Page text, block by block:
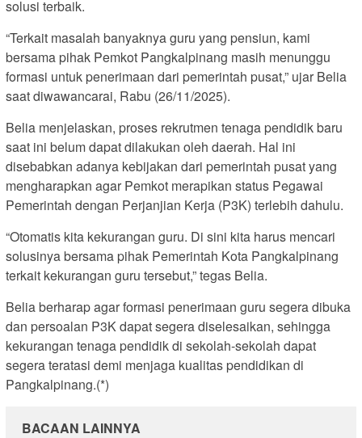
solusi terbaik.
“Terkait masalah banyaknya guru yang pensiun, kami
bersama pihak Pemkot Pangkalpinang masih menunggu
formasi untuk penerimaan dari pemerintah pusat,” ujar Belia
saat diwawancarai, Rabu (26/11/2025).
Belia menjelaskan, proses rekrutmen tenaga pendidik baru
saat ini belum dapat dilakukan oleh daerah. Hal ini
disebabkan adanya kebijakan dari pemerintah pusat yang
mengharapkan agar Pemkot merapikan status Pegawai
Pemerintah dengan Perjanjian Kerja (P3K) terlebih dahulu.
“Otomatis kita kekurangan guru. Di sini kita harus mencari
solusinya bersama pihak Pemerintah Kota Pangkalpinang
terkait kekurangan guru tersebut,” tegas Belia.
Belia berharap agar formasi penerimaan guru segera dibuka
dan persoalan P3K dapat segera diselesaikan, sehingga
kekurangan tenaga pendidik di sekolah-sekolah dapat
segera teratasi demi menjaga kualitas pendidikan di
Pangkalpinang.(*)
BACAAN LAINNYA